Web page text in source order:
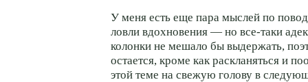
У меня есть еще пара мыслей по
ловли вдохновения — но все-таки
колонки не мешало бы выдержать,
остается, кроме как раскланяться и
этой теме на свежую голову в